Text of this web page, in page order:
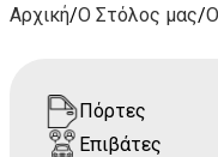
Αρχική/Ο Στόλος μας/
Πόρτες
Επιβάτες